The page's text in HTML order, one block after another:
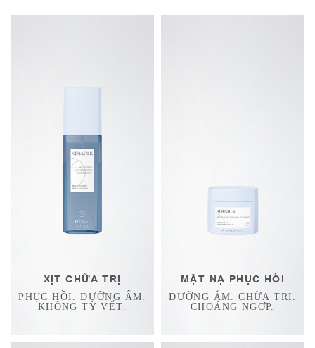
XỊT CHỮA TRỊ
PHỤC HỒI. DƯỠNG ẨM.
KHÔNG TỲ VẾT.
MẶT NẠ PHỤC HỒI
DƯỠNG ẨM. CHỮA TRỊ.
CHOÁNG NGỢP.